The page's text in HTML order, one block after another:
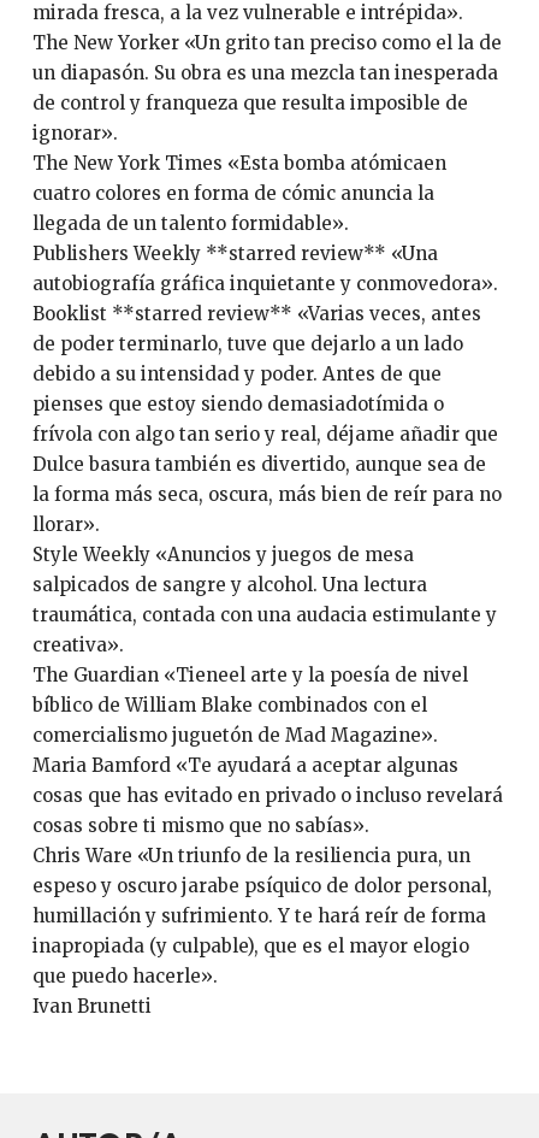
mirada fresca, a la vez vulnerable e intrépida».
The New Yorker «Un grito tan preciso como el la de
un diapasón. Su obra es una mezcla tan inesperada
de control y franqueza que resulta imposible de
ignorar».
The New York Times «Esta bomba atómicaen
cuatro colores en forma de cómic anuncia la
llegada de un talento formidable».
Publishers Weekly **starred review** «Una
autobiografía gráfica inquietante y conmovedora».
Booklist **starred review** «Varias veces, antes
de poder terminarlo, tuve que dejarlo a un lado
debido a su intensidad y poder. Antes de que
pienses que estoy siendo demasiadotímida o
frívola con algo tan serio y real, déjame añadir que
Dulce basura también es divertido, aunque sea de
la forma más seca, oscura, más bien de reír para no
llorar».
Style Weekly «Anuncios y juegos de mesa
salpicados de sangre y alcohol. Una lectura
traumática, contada con una audacia estimulante y
creativa».
The Guardian «Tieneel arte y la poesía de nivel
bíblico de William Blake combinados con el
comercialismo juguetón de Mad Magazine».
Maria Bamford «Te ayudará a aceptar algunas
cosas que has evitado en privado o incluso revelará
cosas sobre ti mismo que no sabías».
Chris Ware «Un triunfo de la resiliencia pura, un
espeso y oscuro jarabe psíquico de dolor personal,
humillación y sufrimiento. Y te hará reír de forma
inapropiada (y culpable), que es el mayor elogio
que puedo hacerle».
Ivan Brunetti